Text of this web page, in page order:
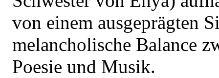
von einem ausgeprägten
melancholische Balance
Poesie und Musik.